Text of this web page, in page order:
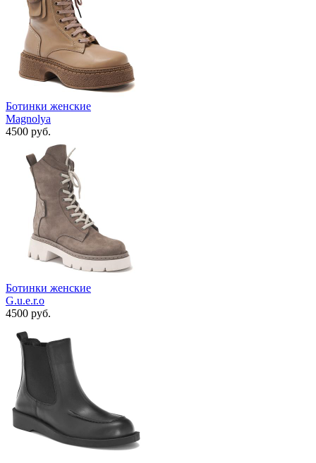
Ботинки женские
Magnolya
4500 руб.
Ботинки женские
G.u.e.r.o
4500 руб.